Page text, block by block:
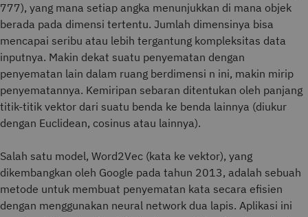
777), yang mana setiap angka menunjukkan di mana objek
berada pada dimensi tertentu. Jumlah dimensinya bisa
mencapai seribu atau lebih tergantung kompleksitas data
inputnya. Makin dekat suatu penyematan dengan
penyematan lain dalam ruang berdimensi n ini, makin mirip
penyematannya. Kemiripan sebaran ditentukan oleh panjang
titik-titik vektor dari suatu benda ke benda lainnya (diukur
dengan Euclidean, cosinus atau lainnya).
Salah satu model, Word2Vec (kata ke vektor), yang
dikembangkan oleh Google pada tahun 2013, adalah sebuah
metode untuk membuat penyematan kata secara efisien
dengan menggunakan neural network dua lapis. Aplikasi ini